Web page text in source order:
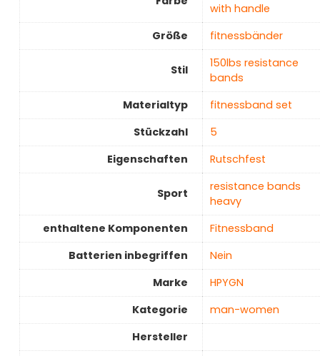
with handle
Größe
‎fitnessbänder
Stil
‎150lbs resistance
bands
Materialtyp
‎fitnessband set
Stückzahl
‎5
Eigenschaften
‎Rutschfest
Sport
‎resistance bands
heavy
enthaltene Komponenten
‎Fitnessband
Batterien inbegriffen
‎Nein
Marke
‎HPYGN
Kategorie
‎man-women
Hersteller